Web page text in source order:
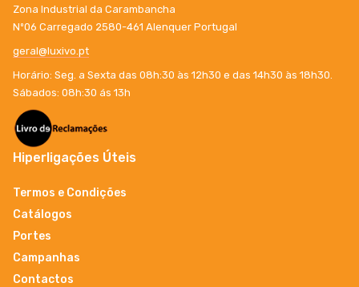
Zona Industrial da Carambancha
Nº06 Carregado 2580-461 Alenquer Portugal
geral@luxivo.pt
Horário: Seg. a Sexta das 08h:30 às 12h30 e das 14h30 às 18h30.
Sábados: 08h:30 ás 13h
Hiperligações Úteis
Termos e Condições
Catálogos
Portes
Campanhas
Contactos